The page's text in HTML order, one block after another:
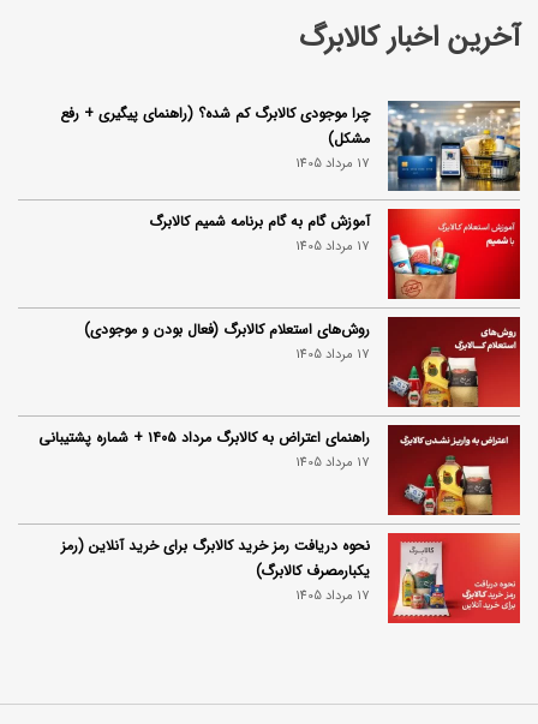
آخرین اخبار کالابرگ
چرا موجودی کالابرگ کم شده؟ (راهنمای پیگیری + رفع
مشکل)
17 مرداد 1405
آموزش گام به گام برنامه شمیم کالابرگ
17 مرداد 1405
روش‌های استعلام کالابرگ (فعال بودن و موجودی)
17 مرداد 1405
راهنمای اعتراض به کالابرگ مرداد ۱۴۰۵ + شماره پشتیبانی
17 مرداد 1405
نحوه دریافت رمز خرید کالابرگ برای خرید آنلاین (رمز
یکبارمصرف کالابرگ)
17 مرداد 1405